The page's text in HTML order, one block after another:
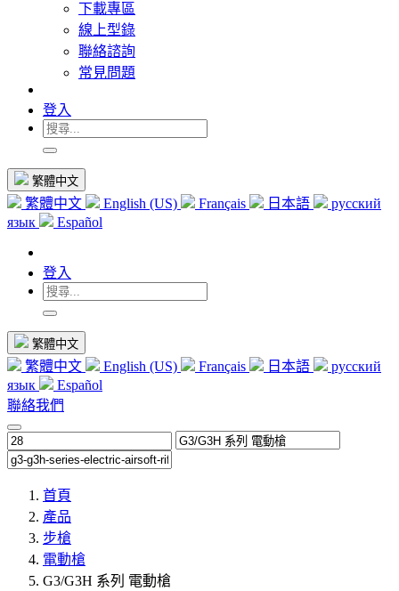
下載專區
線上型錄
聯絡諮詢
常見問題
登入
繁體中文
繁體中文 English (US) Français 日本語
русский
язык
Español
登入
繁體中文
繁體中文 English (US) Français 日本語
русский
язык
Español
聯絡我們
首頁
產品
步槍
電動槍
G3/G3H 系列 電動槍